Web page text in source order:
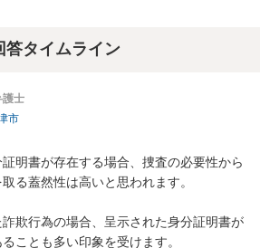
答タイムライン
護士
市
明書が存在する場合、捜査の必要性から
る蓋然性は高いと思われます。
欺行為の場合、呈示された身分証明書が
ことも多い印象を受けます。